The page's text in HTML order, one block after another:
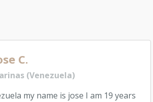
C.
(Venezuela)
my name is jose I am 19 years